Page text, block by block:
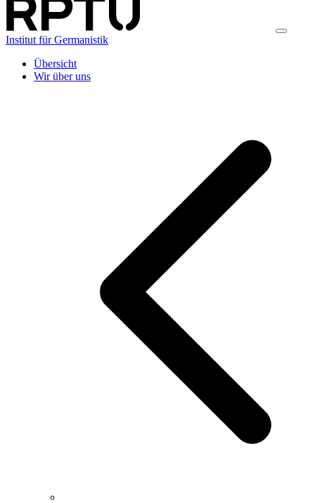
Institut für Germanistik
Übersicht
Wir über uns